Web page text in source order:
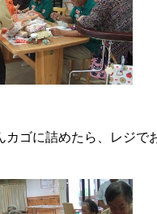
カゴに詰めたら、レジで